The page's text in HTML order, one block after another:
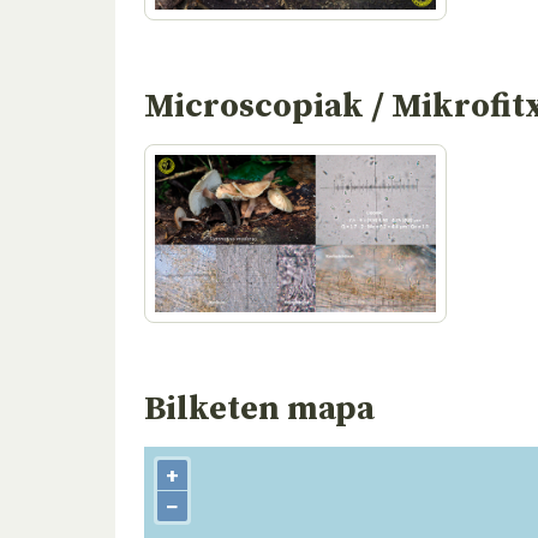
Microscopiak /
Bilketen mapa
+
−